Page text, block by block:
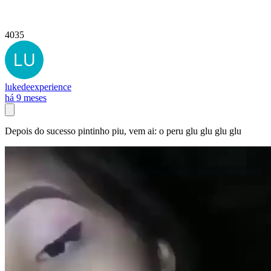
4035
lukedeexperience
há 9 meses
Depois do sucesso pintinho piu, vem ai: o peru glu glu glu glu